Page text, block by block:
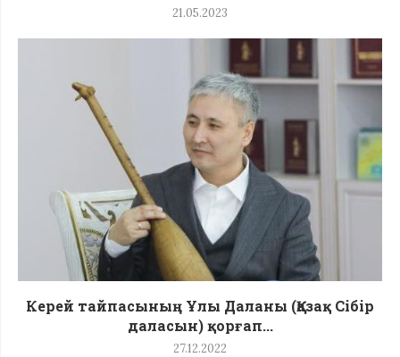
21.05.2023
Керей тайпасының Ұлы Даланы (Қазақ Сібір
даласын) қорғап...
27.12.2022